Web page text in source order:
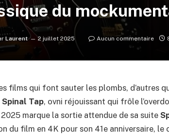
du
Laurent 2 juillet 2025 Aucun commentaire
films qui font sauter les plombs,
Spinal Tap, ovni réjouissant qui frôle
2025 marque la sortie attendue de sa suite
du film en 4K pour son 41e anniversaire, le